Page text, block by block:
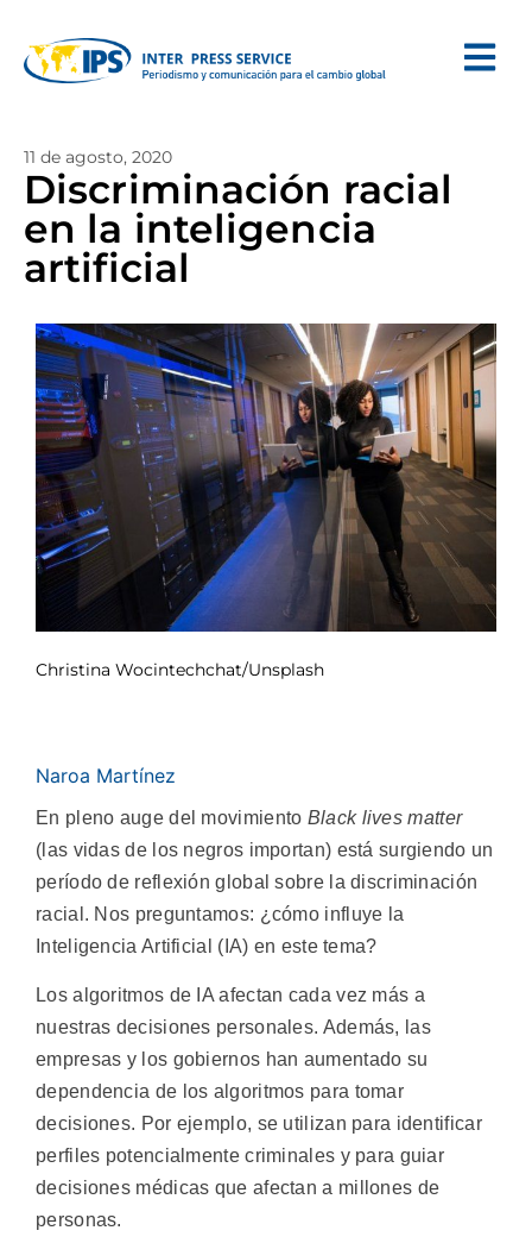
11 de agosto, 2020
Discriminación racial
en la inteligencia
artificial
Christina Wocintechchat/Unsplash
Naroa Martínez
En pleno auge del movimiento Black lives matter
(las vidas de los negros importan) está surgiendo un
período de reflexión global sobre la discriminación
racial. Nos preguntamos: ¿cómo influye la
Inteligencia Artificial (IA) en este tema?
Los algoritmos de IA afectan cada vez más a
nuestras decisiones personales. Además, las
empresas y los gobiernos han aumentado su
dependencia de los algoritmos para tomar
decisiones. Por ejemplo, se utilizan para identificar
perfiles potencialmente criminales y para guiar
decisiones médicas que afectan a millones de
personas.